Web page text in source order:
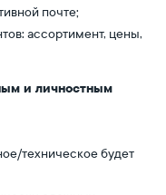
почте;
ассортимент, цены,
и личностным
техническое будет